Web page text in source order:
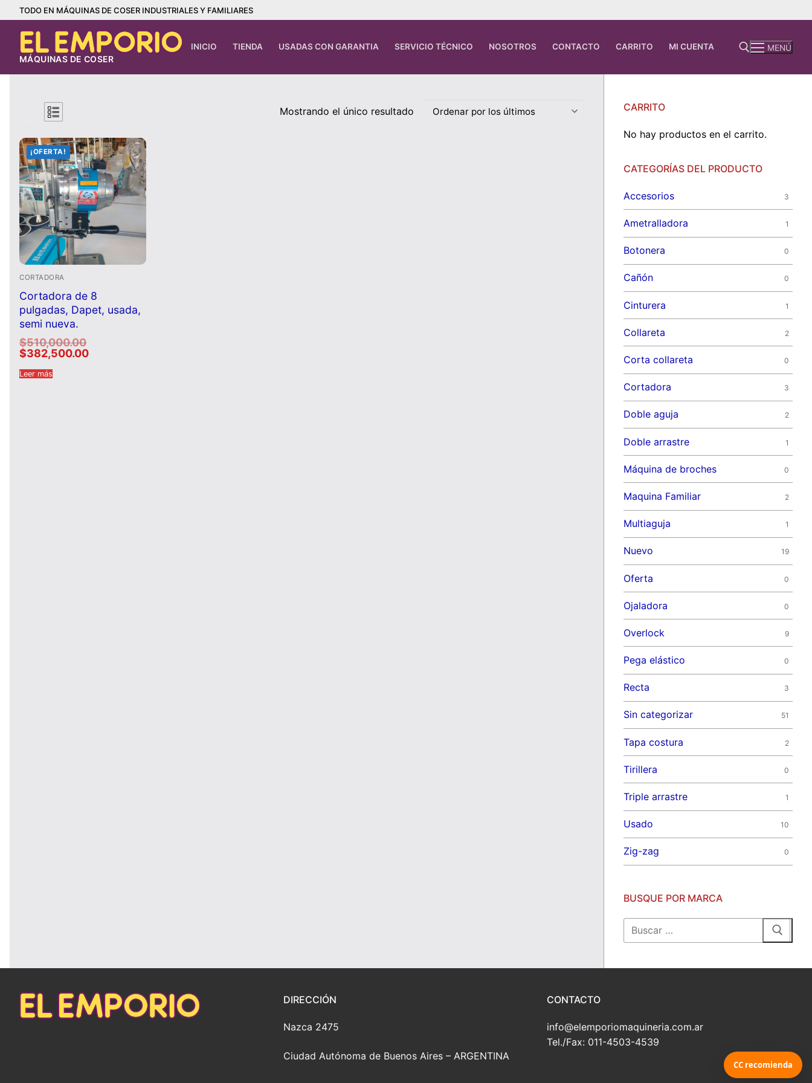
al
contenido
TODO EN MÁQUINAS DE COSER INDUSTRIALES Y FAMILIARES
MÁQUINAS DE COSER
INICIO TIENDA USADAS CON GARANTIA SERVICIO TÉCNICO NOSOTROS CONTACTO CARRITO MI CUENTA MENÚ
Mostrando el único resultado
¡OFERTA!
CORTADORA
Cortadora de 8
pulgadas, Dapet, usada,
semi nueva.
$510,000.00El
precio
original
$382,500.00El
Leer más
CARRITO
No hay productos en el carrito.
CATEGORÍAS DEL PRODUCTO
Accesorios 3
Ametralladora 1
Botonera 0
Cañón 0
Cinturera 1
Collareta 2
Corta collareta 0
Cortadora 3
Doble aguja 2
Doble arrastre 1
Máquina de broches 0
Maquina Familiar 2
Multiaguja 1
Nuevo 19
Oferta 0
Ojaladora 0
Overlock 9
Pega elástico 0
Recta 3
Sin categorizar 51
Tapa costura 2
Tirillera 0
Triple arrastre 1
Usado 10
Zig-zag 0
BUSQUE POR MARCA
Buscar:
DIRECCIÓN
Nazca 2475
Ciudad Autónoma de Buenos Aires – ARGENTINA
CONTACTO
info@elemporiomaquineria.com.ar
Tel./Fax: 011-4503-4539
CC recomienda